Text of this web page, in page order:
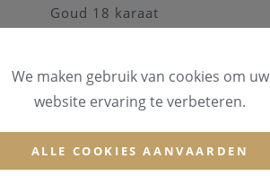
Goud 18 karaat
Saffierglas
Leder
We maken gebruik van cookies om uw
website ervaring te verbeteren.
ALLE COOKIES AANVAARDEN